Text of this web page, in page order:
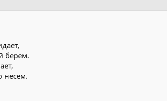
берем.
несем.